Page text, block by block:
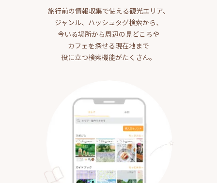
旅行前の情報収集で使える観光エリア、
ジャンル、ハッシュタグ検索から、
今いる場所から周辺の見どころや
カフェを探せる現在地まで
役に立つ検索機能がたくさん。